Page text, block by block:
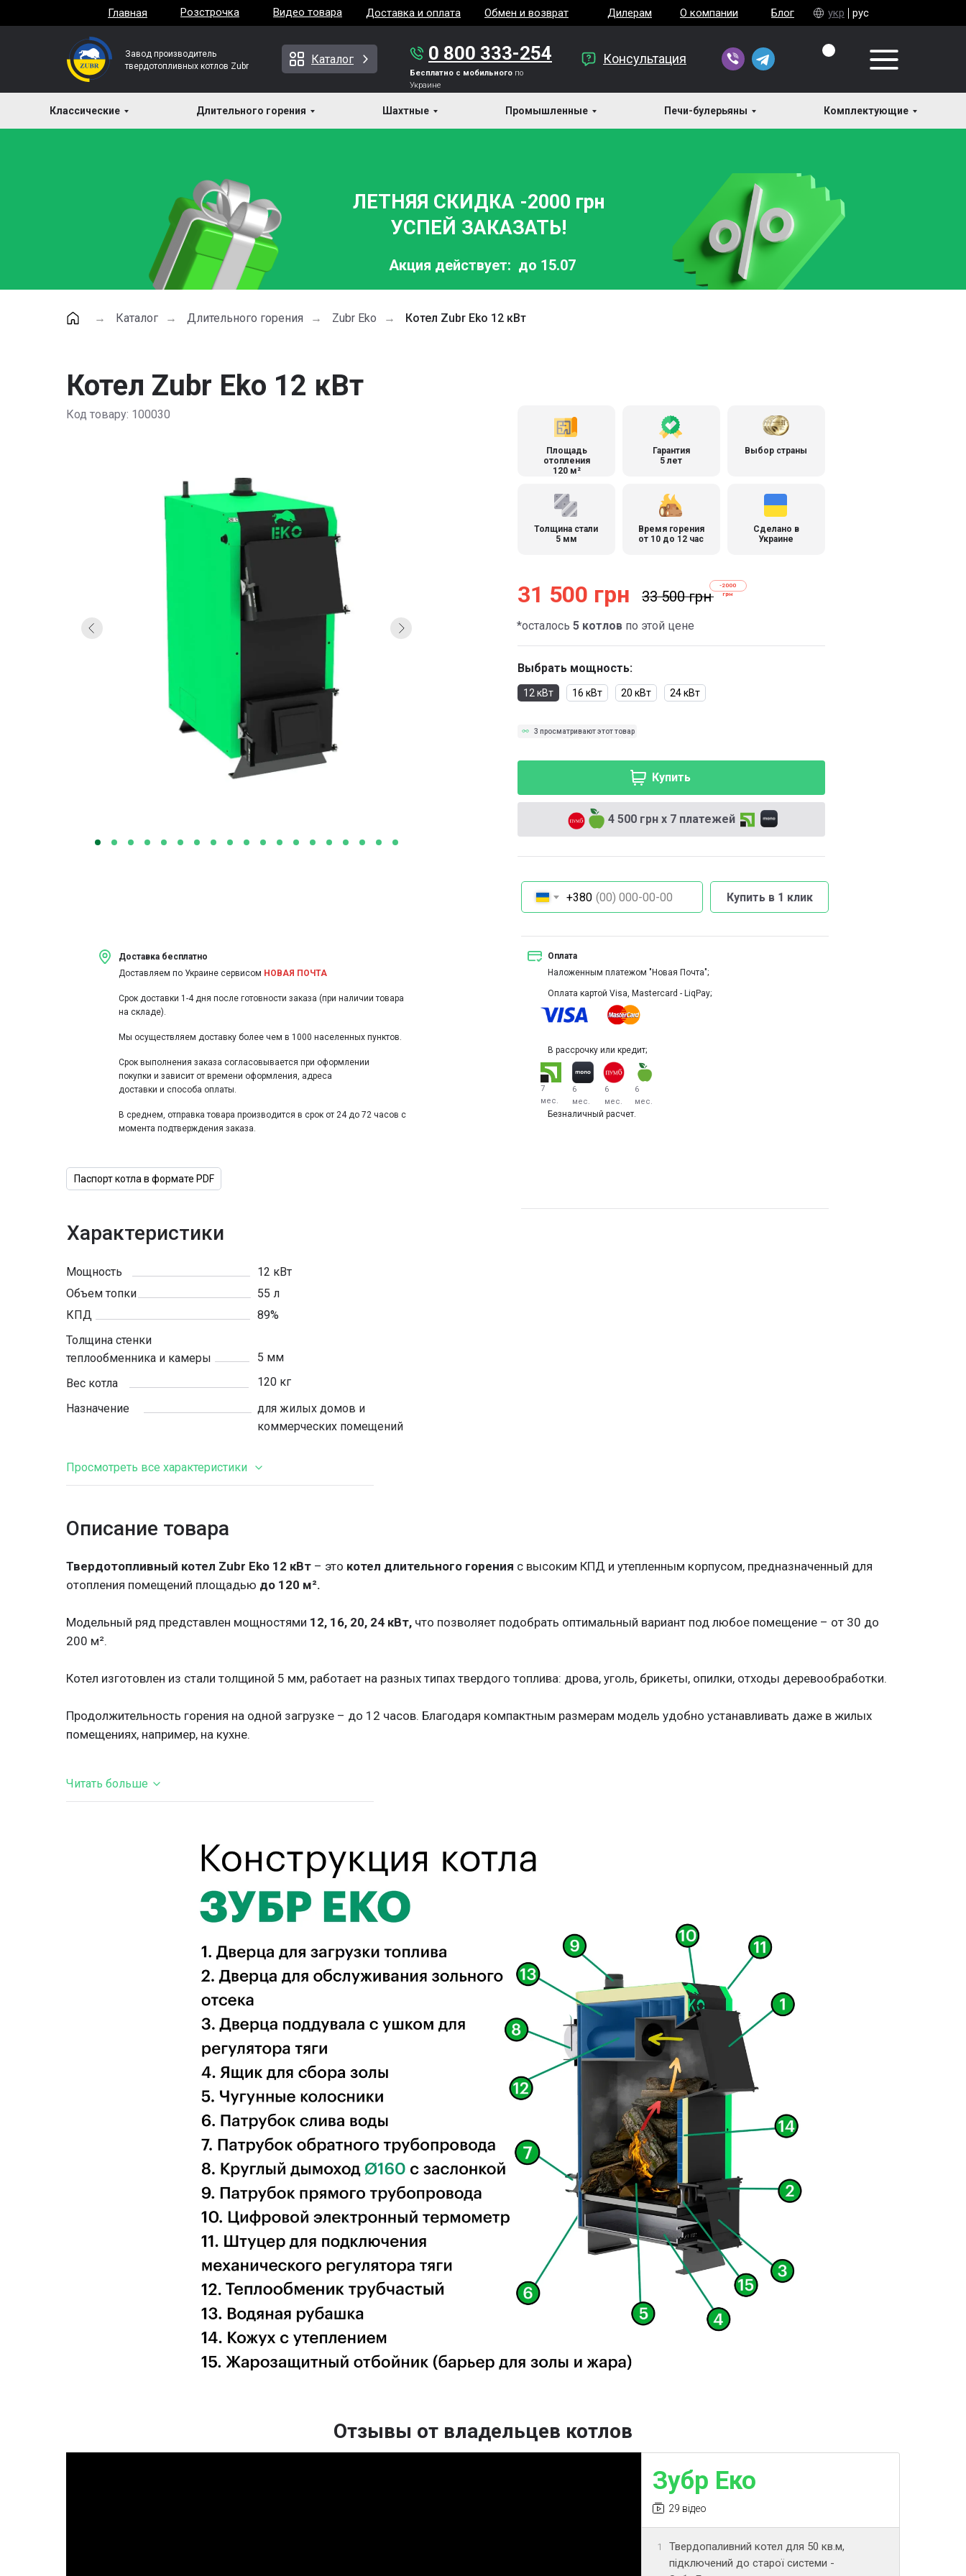
Розстрочка Видео товара Доставка и оплата Обмен и возврат Дилерам О компании укр рус
Главная Блог
Завод производитель
твердотопливных котлов Zubr
Каталог 0 800 333-254
Бесплатно с мобильного по
Украине
Консультация
Классические Длительного горения Шахтные Промышленные Печи-булерьяны Комплектующие
ЛЕТНЯЯ СКИДКА -2000 грн
УСПЕЙ ЗАКАЗАТЬ!
Акция действует: до 15.07
→ Каталог → Длительного горения → Zubr Eko → Котел Zubr Eko 12 кВт
Котел Zubr Eko 12 кВт
Код товару: 100030
Площадь
отопления
120 м²
31 500 грн
Толщина стали
5 мм
Выбрать мощность:
Купить
12 кВт 16 кВт 20 кВт 24 кВт
4 500 грн х 7 платежей
Гарантия
5 лет
Выбор страны
Время горения
от 10 до 12 час
Сделано в
Украине
33 500 грн
-2000
грн
*осталось 5 котлов по этой цене
3 просматривают этот товар
Оплата
Наложенным платежом "Новая Почта";
Оплата картой Visa, Mastercard - LiqPay;
В рассрочку или кредит;
Безналичный расчет.
7
мес.
6
мес.
6
мес.
6
мес.
+380 Купить в 1 клик
Доставка бесплатно
Доставляем по Украине сервисом НОВАЯ ПОЧТА
Срок доставки 1-4 дня после готовности заказа (при наличии товара
на складе).
Мы осуществляем доставку более чем в 1000 населенных пунктов.
Срок выполнения заказа согласовывается при оформлении
покупки и зависит от времени оформления, адреса
доставки и способа оплаты.
В среднем, отправка товара производится в срок от 24 до 72 часов с
момента подтверждения заказа.
Паспорт котла в формате PDF
Характеристики
Объем топки 55 л
Вес котла 120 кг
КПД
89%
Толщина стенки
теплообменника и камеры
5 мм
Назначение
для жилых домов и
коммерческих помещений
Мощность 12 кВт
Просмотреть все характеристики
Тип котла
загрузкой
Колосники
чугунные
Твердотопливный котел Zubr Eko 12 кВт – это котел длительного горения с высоким КПД и утепленным корпусом, предназначенный для
отопления помещений площадью до 120 м².
Модельный ряд представлен мощностями 12, 16, 20, 24 кВт, что позволяет подобрать оптимальный вариант под любое помещение – от 30 до
200 м².
Котел изготовлен из стали толщиной 5 мм, работает на разных типах твердого топлива: дрова, уголь, брикеты, опилки, отходы деревообработки.
Продолжительность горения на одной загрузке – до 12 часов. Благодаря компактным размерам модель удобно устанавливать даже в жилых
помещениях, например, на кухне.
Описание товара
Читать больше
89%, благодаря теплообменнику трубчатого типас эффективной передачей тепла.
– декоративный кожух (3 мм) с минеральной ватой (30 мм) уменьшает теплопотери.
• Верхняя дверца под углом – обеспечивает доступ одновременно к теплообменнику и топливной камере.
• Глубина бункера позволяет загружать поленьядо 40 см.
• Удобное очищение: все ссыпается вниз — на съемные чугунные колосники, а затем в зольный ящик.
• Нижняя дверца — для разжигания, обслуживания и очистки.
— обеспечивает подачу воздуха через нижнюю дверцу, регулируется механическимцепным регулятором тяги.
Уплотнение дверцы керамическим шнуром
– для герметичности и безопасной работы.
датчик температуры капиллярного типа– измеряет температуру возле подачи.
• Патрубки подачи – сверху, повороты – снизу сзади.
патрубок слива воды
• Дымоход круглого сечения –Ø159 мм.
– сохраняет тепло внутри камеры и уменьшает теплопотери, тем самым повышая КПД и снижая расход топлива.
Теплообменник трубчатого типа
– имеет большую площадь теплообмена благодаря цилиндрическим каналам. Он лучше «омывается» водой
со всех сторон, быстрее нагревает теплоноситель, эффективнее передает тепло в систему чем пластичный.
• Простое обслуживание, без дыма во время дозагрузки
• Удобная боковая загрузка и очистка щеткой
• Компактные размеры – подходит для кухонь и жилых помещений.
Рекомендуемое применение:
• Мастерские, небольшие коммерческие помещения
• Корпус с утеплением
Отзывы от владельцев котлов
Зубр Еко
29 відео
1
Твердопаливний котел для 50 кв.м,
підключений до старої системи -